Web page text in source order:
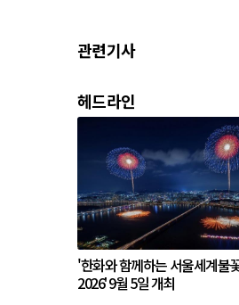
관련기사
헤드라인
'한화와 함께하는 서울세계불
2026' 9월 5일 개최